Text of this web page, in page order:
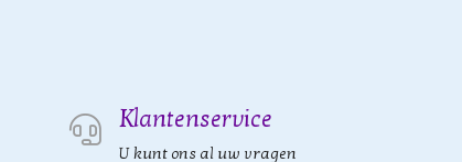
Klantenservice
U kunt ons al uw vragen